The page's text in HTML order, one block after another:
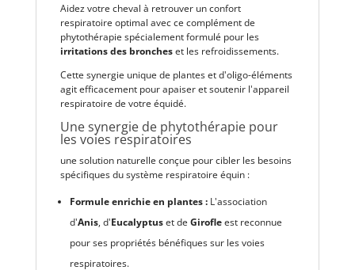
Aidez votre cheval à retrouver un confort
respiratoire optimal avec ce complément de
phytothérapie spécialement formulé pour les
irritations des broncheset les refroidissements.
Cette synergie unique de plantes et d'oligo-éléments
agit efficacement pour apaiser et soutenir l'appareil
respiratoire de votre équidé.
Une synergie de phytothérapie pour
les voies respiratoires
une solution naturelle conçue pour cibler les besoins
spécifiques du système respiratoire équin :
Formule enrichie en plantes :L'association
d'Anis, d'Eucalyptuset de Girofleest reconnue
pour ses propriétés bénéfiques sur les voies
respiratoires.